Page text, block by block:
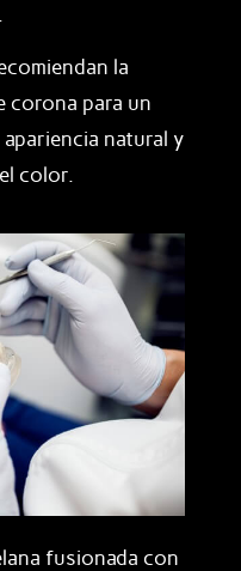
la
corona para un
natural y
color.
fusionada con